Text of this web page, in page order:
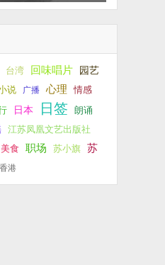
台湾 回味唱片 园艺
说 广播 心理 情感
日本 日签 朗诵
江苏凤凰文艺出版社
美食 职场 苏小旗
苏
香港